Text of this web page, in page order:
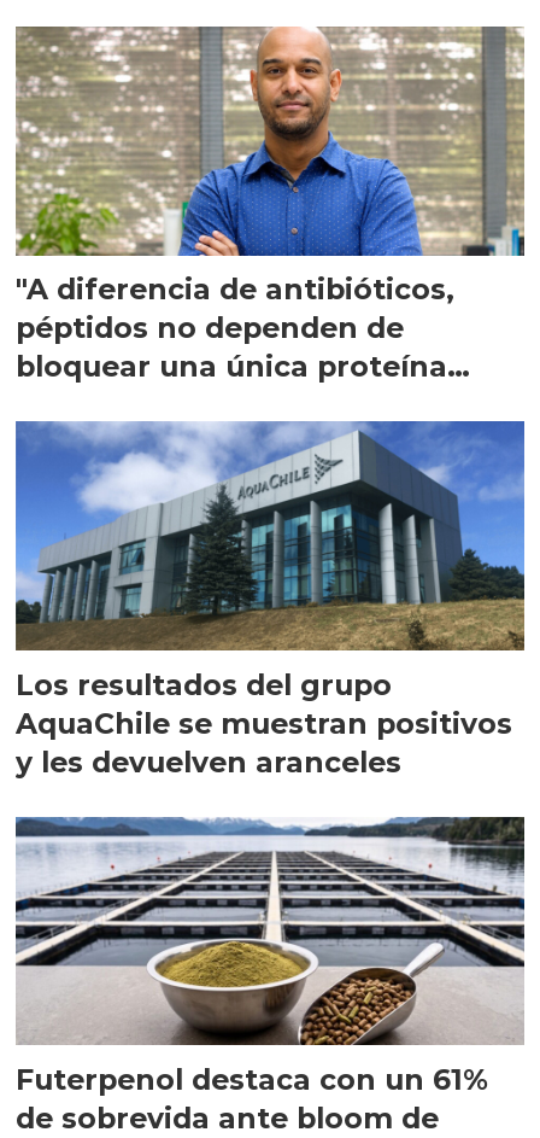
"A diferencia de antibióticos,
péptidos no dependen de
bloquear una única proteína
Los resultados del grupo
AquaChile se muestran positivos
y les devuelven aranceles
Futerpenol destaca con un 61%
de sobrevida ante bloom de